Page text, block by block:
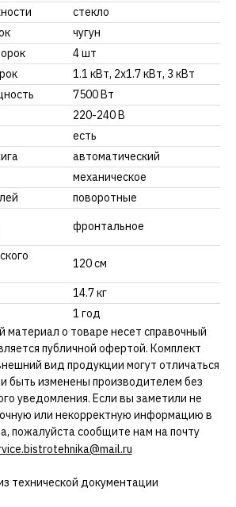
стекло
чугун
4 шт
1.1 кВт, 2х1.7 кВт, 3 кВт
7500 Вт
220-240 В
есть
автоматический
механическое
поворотные
фронтальное
120 см
14.7 кг
1 год
о товаре несет справочный
публичной офертой. Комплект
вид продукции могут отличаться
быть изменены производителем без
уведомления. Если вы заметили не
или некорректную информацию в
пожалуйста сообщите нам на почту
технической документации